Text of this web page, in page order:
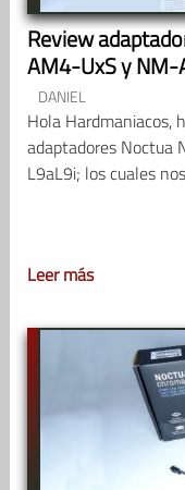
Review
AM4-UxS y
DANIEL
Hola Hardmaniacos,
adaptadores
L9aL9i; los cuales
Leer más